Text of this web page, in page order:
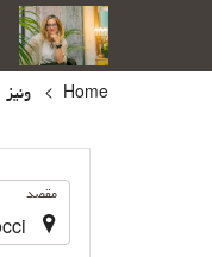
Home ونیز
مقصد